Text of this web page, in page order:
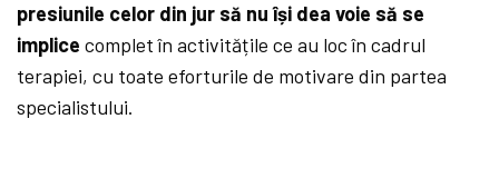
presiunile celor din jur să nu își dea voie să se
implice complet în activitățile ce au loc în cadrul
terapiei, cu toate eforturile de motivare din partea
specialistului.